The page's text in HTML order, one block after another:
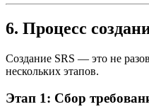
6. Процесс
Создание SRS — это не
нескольких этапов.
Этап 1: Сбор